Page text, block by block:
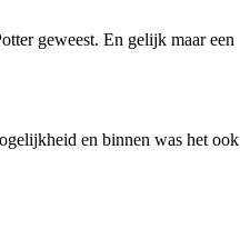
geweest. En gelijk maar een
en binnen was het ook